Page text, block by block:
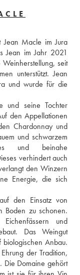
Jean Macle im Jura
Jean im Jahr 2021
seit
unterstützt. Jean
und wurde für die
und seine Tochter
den Appellationen
Chardonnay und
und schwarzem
und beinahe
verhindert auch
den Winzern
Energie, die sich
den Einsatz von
Boden zu schonen.
und
Das Weingut
Anbau.
der Tradition,
Die Domaine gehört